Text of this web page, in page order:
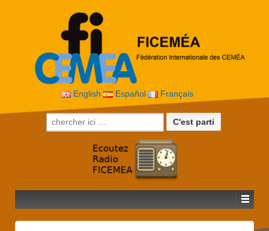
English Español Français
Recherche pour: